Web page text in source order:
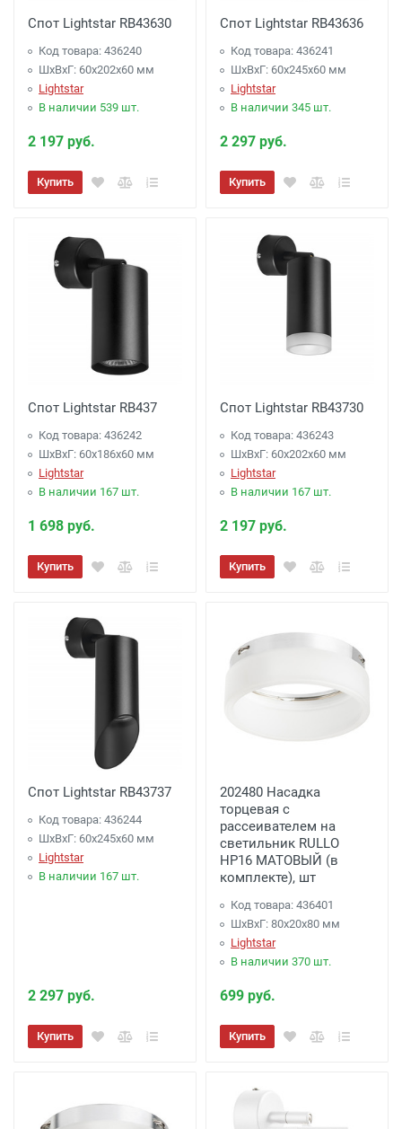
Спот Lightstar RB43630
Код товара: 436240
ШхВхГ: 60x202x60 мм
Lightstar
В наличии 539 шт.
2 197 руб.
Купить
Спот Lightstar RB43636
Код товара: 436241
ШхВхГ: 60x245x60 мм
Lightstar
В наличии 345 шт.
2 297 руб.
Купить
Спот Lightstar RB437
Код товара: 436242
ШхВхГ: 60x186x60 мм
Lightstar
В наличии 167 шт.
1 698 руб.
Купить
Спот Lightstar RB43730
Код товара: 436243
ШхВхГ: 60x202x60 мм
Lightstar
В наличии 167 шт.
2 197 руб.
Купить
Спот Lightstar RB43737
Код товара: 436244
ШхВхГ: 60x245x60 мм
Lightstar
В наличии 167 шт.
2 297 руб.
Купить
202480 Насадка
торцевая с
рассеивателем на
светильник RULLO
HP16 МАТОВЫЙ (в
комплекте), шт
Код товара: 436401
ШхВхГ: 80x20x80 мм
Lightstar
В наличии 370 шт.
699 руб.
Купить